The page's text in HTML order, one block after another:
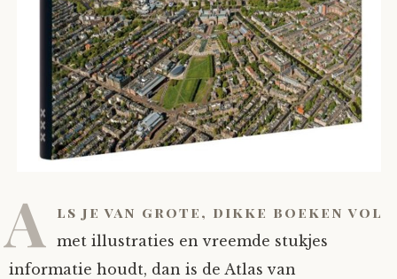
A ls je van grote, dikke boeken vol
met illustraties en vreemde stukjes
informatie houdt, dan is de Atlas van